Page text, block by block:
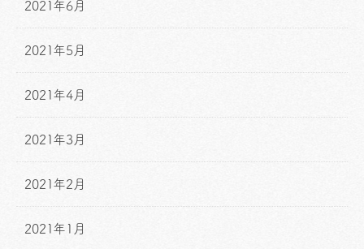
2021年6月
2021年5月
2021年4月
2021年3月
2021年2月
2021年1月